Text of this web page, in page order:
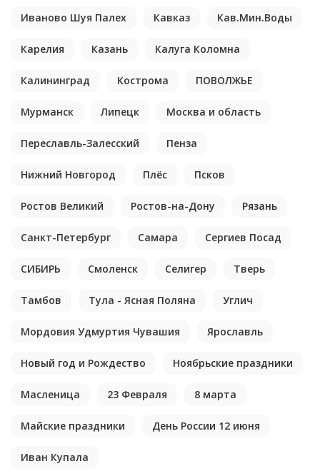
Иваново Шуя Палех Кавказ Кав.Мин.Воды
Карелия Казань Калуга Коломна
Калининград Кострома ПОВОЛЖЬЕ
Мурманск Липецк Москва и область
Переславль-Залесский Пенза
Нижний Новгород Плёс Псков
Ростов Великий Ростов-на-Дону Рязань
Санкт-Петербург Самара Сергиев Посад
СИБИРЬ Смоленск Селигер Тверь
Тамбов Тула - Ясная Поляна Углич
Мордовия Удмуртия Чувашия Ярославль
Новый год и Рождество Ноябрьские праздники
Масленица 23 Февраля 8 марта
Майские праздники День России 12 июня
Иван Купала